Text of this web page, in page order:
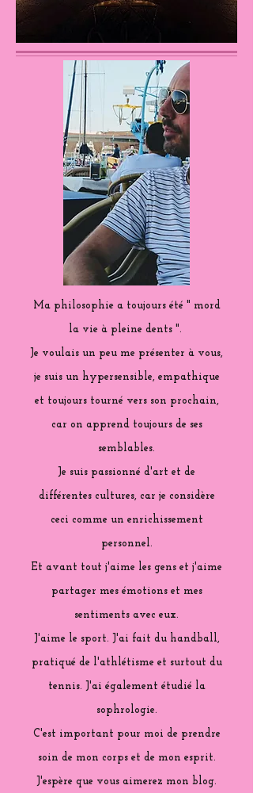
Ma philosophie a toujours été " mord
la vie à pleine dents ".
Je voulais un peu me présenter à vous,
je suis un hypersensible, empathique
et toujours tourné vers son prochain,
car on apprend toujours de ses
semblables.
Je suis passionné d'art et de
différentes cultures, car je considère
ceci comme un enrichissement
personnel.
Et avant tout j'aime les gens et j'aime
partager mes émotions et mes
sentiments avec eux.
J'aime le sport. J'ai fait du handball,
pratiqué de l'athlétisme et surtout du
tennis. J'ai également étudié la
sophrologie.
C'est important pour moi de prendre
soin de mon corps et de mon esprit.
J'espère que vous aimerez mon blog.